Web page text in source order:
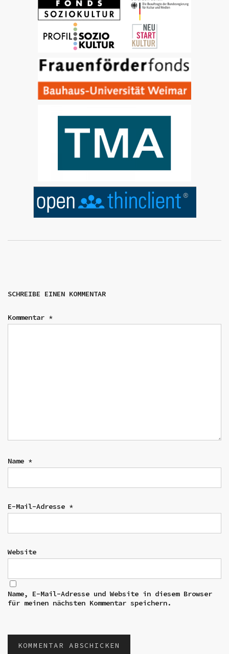
SCHREIBE EINEN KOMMENTAR
Kommentar *
Name *
E-Mail-Adresse *
Website
Name, E-Mail-Adresse und Website in diesem Browser
für meinen nächsten Kommentar speichern.